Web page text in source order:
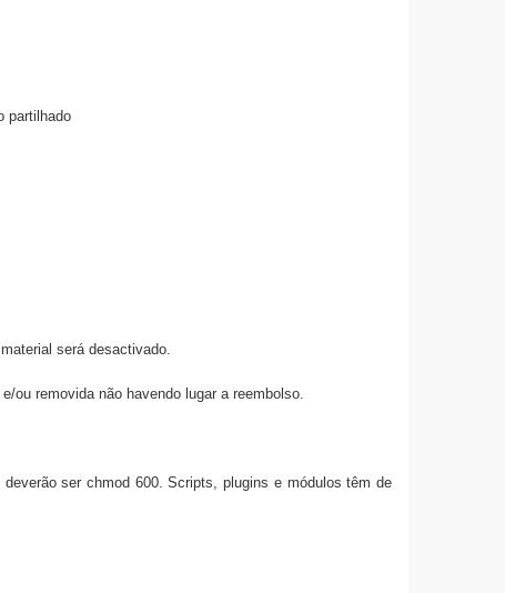
partilhado
será desactivado.
ou removida não havendo lugar a reembolso.
ser chmod 600. Scripts, plugins e módulos têm de